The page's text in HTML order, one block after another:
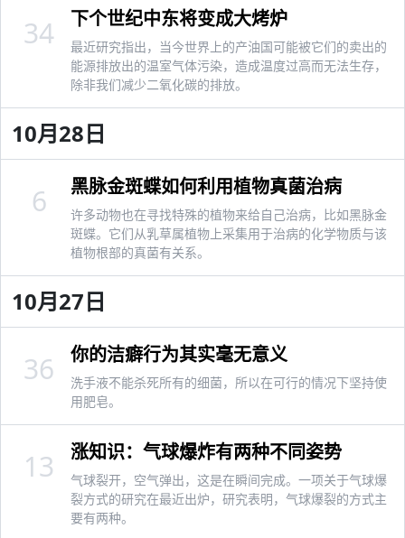
下个世纪中东将变成大烤炉
最近研究指出，当今世界上的产油国可能被它们的卖出的
能源排放出的温室气体污染，造成温度过高而无法生存，
除非我们减少二氧化碳的排放。
34
10月28日
黑脉金斑蝶如何利用植物真菌治病
许多动物也在寻找特殊的植物来给自己治病，比如黑脉金
斑蝶。它们从乳草属植物上采集用于治病的化学物质与该
植物根部的真菌有关系。
6
10月27日
你的洁癖行为其实毫无意义
洗手液不能杀死所有的细菌，所以在可行的情况下坚持使
用肥皂。
36
涨知识：气球爆炸有两种不同姿势
气球裂开，空气弹出，这是在瞬间完成。一项关于气球爆
裂方式的研究在最近出炉，研究表明，气球爆裂的方式主
要有两种。
13